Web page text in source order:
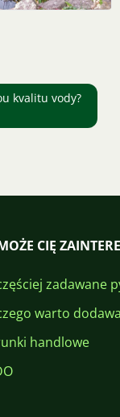
kvalitu vody?
CIĘ
zadawane
warto
handlowe